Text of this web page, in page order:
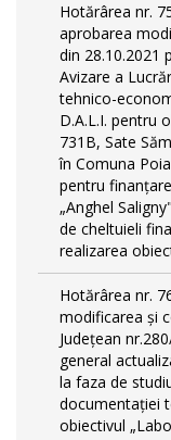
Hotărârea nr.
aprobarea
din 28.10.2021
Avizare a
tehnico-
D.A.L.I. pentru
731B, Sate
în Comuna
pentru
„Anghel
de cheltuieli
realizarea
Hotărârea nr.
modificarea și
Județean
general
la faza de
documentației
obiectivul